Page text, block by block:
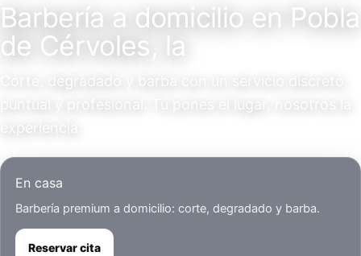
Barbería a domicilio en Pobla
de Cérvoles, la
Corte, degradado y barba con un servicio discreto,
puntual y profesional. Tú pones el lugar, nosotros la
En casa
Barbería premium a domicilio: corte, degradado y barba.
Reservar cita